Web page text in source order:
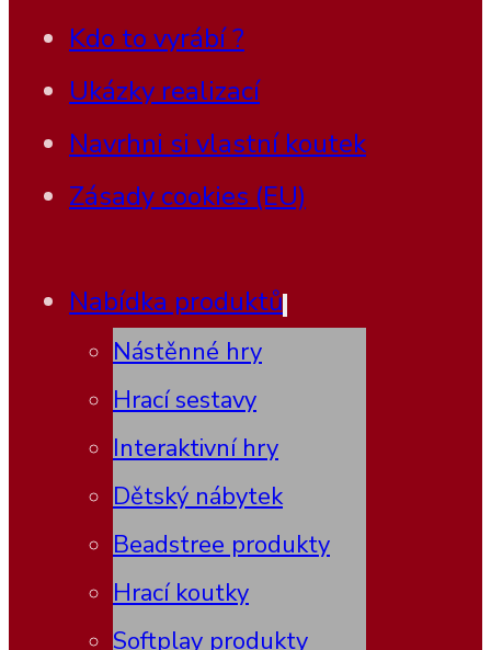
Kdo to vyrábí ?
Ukázky realizací
Navrhni si vlastní koutek
Zásady cookies (EU)
Nabídka produktů
Nástěnné hry
Hrací sestavy
Interaktivní hry
Dětský nábytek
Beadstree produkty
Hrací koutky
Softplay produkty